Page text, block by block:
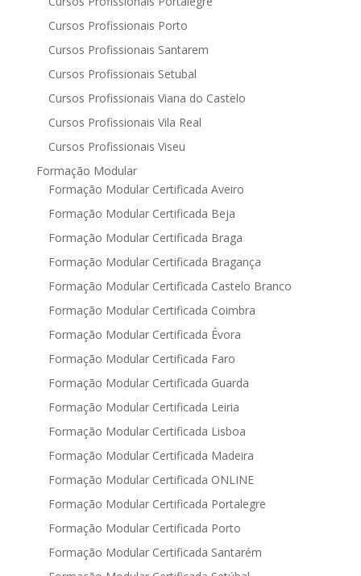
Cursos Profissionais Porto
Cursos Profissionais Santarem
Cursos Profissionais Setubal
Cursos Profissionais Viana do Castelo
Cursos Profissionais Vila Real
Cursos Profissionais Viseu
Formação Modular
Formação Modular Certificada Aveiro
Formação Modular Certificada Beja
Formação Modular Certificada Braga
Formação Modular Certificada Bragança
Formação Modular Certificada Castelo Branco
Formação Modular Certificada Coimbra
Formação Modular Certificada Évora
Formação Modular Certificada Faro
Formação Modular Certificada Guarda
Formação Modular Certificada Leiria
Formação Modular Certificada Lisboa
Formação Modular Certificada Madeira
Formação Modular Certificada ONLINE
Formação Modular Certificada Portalegre
Formação Modular Certificada Porto
Formação Modular Certificada Santarém